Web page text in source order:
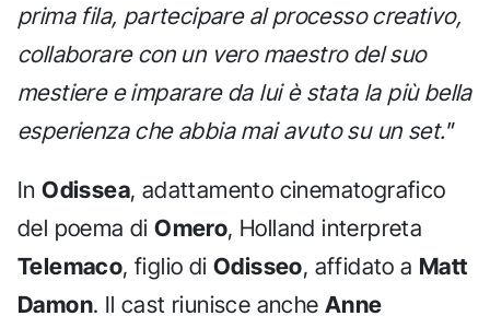
prima fila, partecipare al processo creativo,
collaborare con un vero maestro del suo
mestiere e imparare da lui è stata la più bella
esperienza che abbia mai avuto su un set."
InOdissea, adattamento cinematografico
del poema diOmero, Holland interpreta
Telemaco, figlio diOdisseo, affidato a Matt
Damon. Il cast riunisce anche Anne